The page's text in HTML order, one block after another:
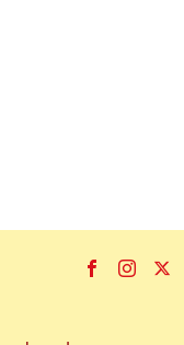
Facebook